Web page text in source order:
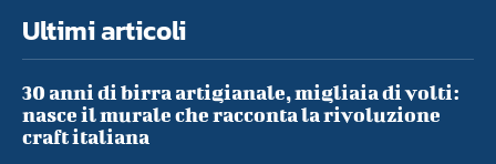
Ultimi articoli
30 anni di birra artigianale, migliaia di volti:
nasce il murale che racconta la rivoluzione
craft italiana